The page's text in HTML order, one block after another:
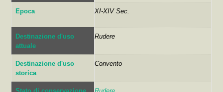
Epoca XI-XIV Sec.
Destinazione d'uso
attuale
Rudere
Destinazione d'uso
storica
Convento